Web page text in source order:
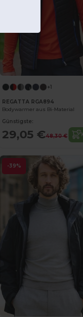
+1
REGATTA RGA894
Bodywarmer aus Bi-Material
Günstigste:
29,05 €48,30 €
-39%